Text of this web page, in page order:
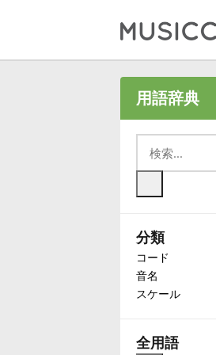
Български
Deutsch
Español
用語辞典
分類
コード
音名
スケール
全用語